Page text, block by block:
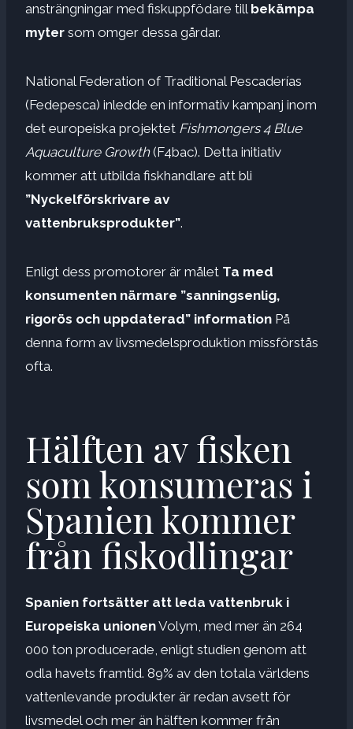
ansträngningar med fiskuppfödare till bekämpa
myter som omger dessa gårdar.
National Federation of Traditional Pescaderías
(Fedepesca) inledde en informativ kampanj inom
det europeiska projektet Fishmongers 4 Blue
Aquaculture Growth(F4bac). Detta initiativ
kommer att utbilda fiskhandlare att bli
”Nyckelförskrivare av
vattenbruksprodukter”.
Enligt dess promotorer är målet Ta med
konsumenten närmare ”sanningsenlig,
rigorös och uppdaterad” information På
denna form av livsmedelsproduktion missförstås
ofta.
Hälften av fisken
som konsumeras i
Spanien kommer
från fiskodlingar
Spanien fortsätter att leda vattenbruk i
Europeiska unionenVolym, med mer än 264
000 ton producerade, enligt studien genom att
odla havets framtid. 89% av den totala världens
vattenlevande produkter är redan avsett för
livsmedel och mer än hälften kommer från